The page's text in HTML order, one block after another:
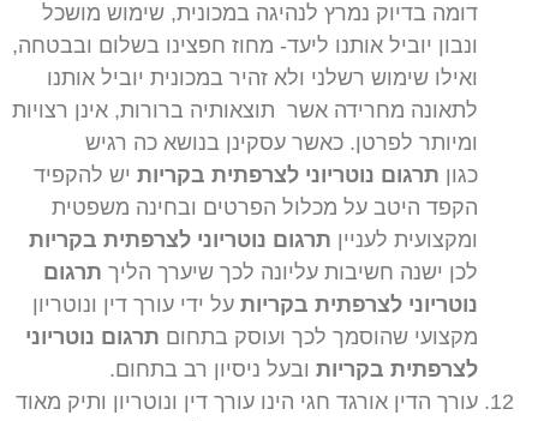
דומה בדיוק נמרץ לנהיגה במכונית, שימוש מושכל
ונבון יוביל אותנו ליעד- מחוז חפצינו בשלום ובבטחה,
ואילו שימוש רשלני ולא זהיר במכונית יוביל אותנו
לתאונה מחרידה אשר תוצאותיה ברורות, אינן רצויות
ומיותר לפרטן. כאשר עסקינן בנושא כה רגיש
כגון תרגום נוטריוני לצרפתית בקריות יש להקפיד
הקפד היטב על מכלול הפרטים ובחינה משפטית
ומקצועית לעניין תרגום נוטריוני לצרפתית בקריות
לכן ישנה חשיבות עליונה לכך שיערך הליך תרגום
נוטריוני לצרפתית בקריות על ידי עורך דין ונוטריון
מקצועי שהוסמך לכך ועוסק בתחום תרגום נוטריוני
לצרפתית בקריות ובעל ניסיון רב בתחום.
עורך הדין אורגד חגי הינו עורך דין ונוטריון ותיק מאוד